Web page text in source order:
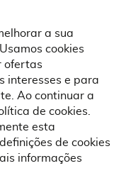
a sua
cookies
ofertas
interesses e para
Ao continuar a
de cookies.
esta
de cookies
informações
1837
ter em consideração
da utilização e a
seu interesses. Pode
altura.